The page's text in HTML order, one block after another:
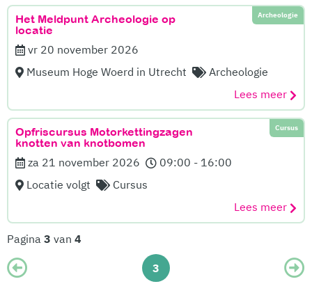
Het Meldpunt Archeologie op
locatie
vr 20 november 2026
Museum Hoge Woerd in Utrecht
Archeologie
Archeologie
Lees meer
Opfriscursus Motorkettingzagen
knotten van knotbomen
za 21 november 2026
09:00 - 16:00
Locatie volgt
Cursus
Cursus
Lees meer
Pagina 3 van 4
3